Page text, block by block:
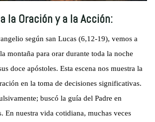
la Oración y a la Acción:
según san Lucas (6,12-19), vemos a
montaña para orar durante toda la noche
doce apóstoles. Esta escena nos muestra la
en la toma de decisiones significativas.
buscó la guía del Padre en
En nuestra vida cotidiana, muchas veces